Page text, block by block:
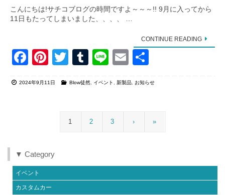
こんにちは!サチコブログの時間ですよ～～～!! 9月に入ってから
11日もたってしまいました、、、、 …
CONTINUE READING
F
c
o
k
Pi
er
T
tt
T
m
r
Li
e
E
ail
2024年9月11日 Blow徒然 イベント ,新製品 お知らせ
1 2 3 › »
▼ Category
イベント
カスタムカー